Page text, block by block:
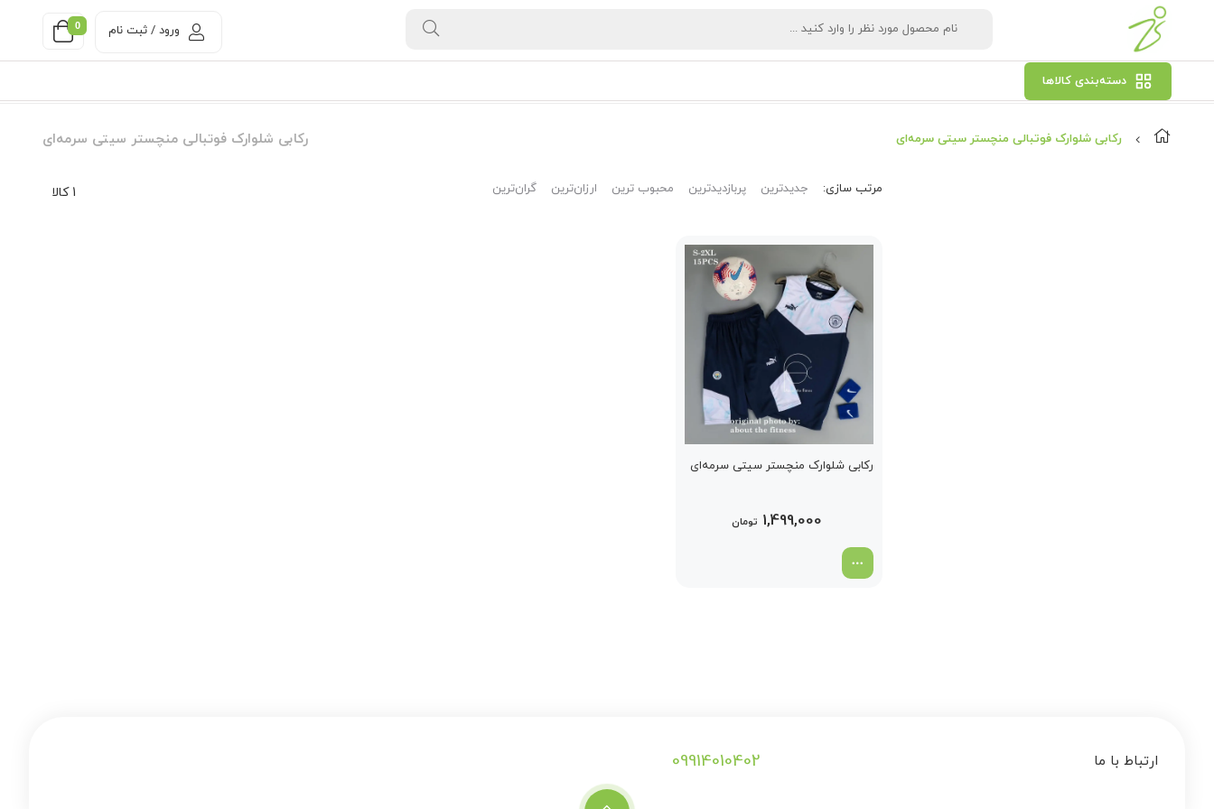
0 ورود / ثبت نام
دسته‌بندی کالاها
رکابی شلوارک فوتبالی منچستر سیتی سرمه‌ای رکابی شلوارک فوتبالی منچستر سیتی سرمه‌ای
1 کالا مرتب‌ سازی: جدیدترین پربازدیدترین محبوب ترین ارزان‌ترین گران‌ترین
رکابی شلوارک منچستر سیتی سرمه‌ای
1,499,000 تومان
ارتباط با ما 09914010402